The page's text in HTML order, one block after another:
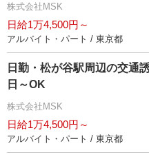
株式会社MSK
日給1万4,500円～
アルバイト・パート / 東京都
日勤・松が谷駅周辺の交通
日～OK
株式会社MSK
日給1万4,500円～
アルバイト・パート / 東京都